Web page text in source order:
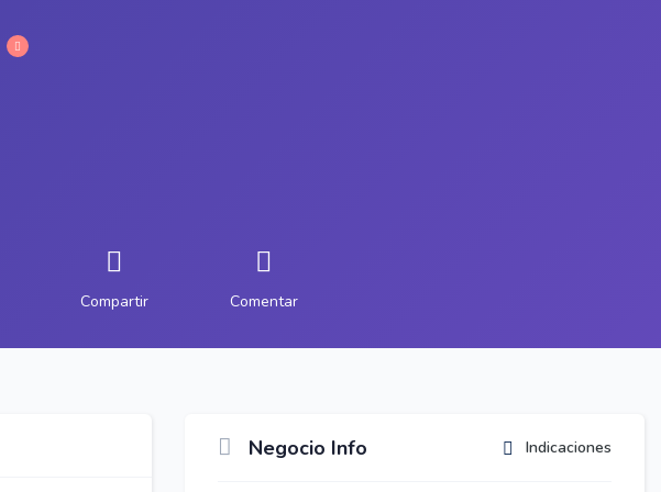
Compartir Comentar
Negocio Info Indicaciones